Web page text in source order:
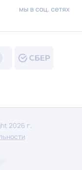
мы в соц. сетях
2026 г.